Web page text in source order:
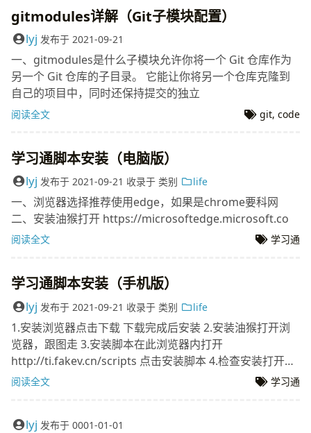
gitmodules详解（Git子模块配置）
lyj 发布于 2021-09-21
一、gitmodules是什么子模块允许你将一个 Git 仓库作为
另一个 Git 仓库的子目录。 它能让你将另一个仓库克隆到
自己的项目中，同时还保持提交的独立
阅读全文 git, code
学习通脚本安装（电脑版）
lyj 发布于 2021-09-21 收录于 类别 life
一、浏览器选择推荐使用edge，如果是chrome要科网
二、安装油猴打开 https://microsoftedge.microsoft.co
阅读全文 学习通
学习通脚本安装（手机版）
lyj 发布于 2021-09-21 收录于 类别 life
1.安装浏览器点击下载 下载完成后安装 2.安装油猴打开浏
览器，跟图走 3.安装脚本在此浏览器内打开
http://ti.fakev.cn/scripts 点击安装脚本 4.检查安装打开
http://chaoxing.com 登录 打开一个课
阅读全文 学习通
lyj 发布于 0001-01-01